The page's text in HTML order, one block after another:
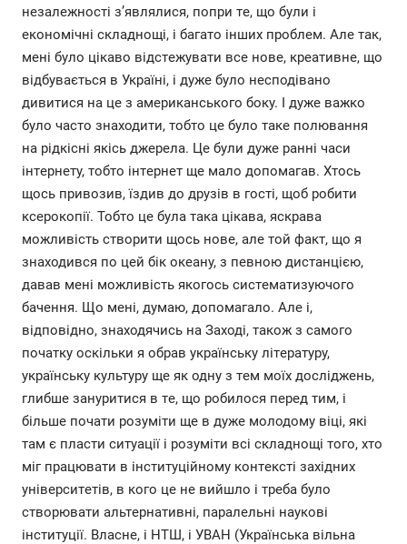
незалежності з’являлися, попри те, що були і
економічні складнощі, і багато інших проблем. Але так,
мені було цікаво відстежувати все нове, креативне, що
відбувається в Україні, і дуже було несподівано
дивитися на це з американського боку. І дуже важко
було часто знаходити, тобто це було таке полювання
на рідкісні якісь джерела. Це були дуже ранні часи
інтернету, тобто інтернет ще мало допомагав. Хтось
щось привозив, їздив до друзів в гості, щоб робити
ксерокопії. Тобто це була така цікава, яскрава
можливість створити щось нове, але той факт, що я
знаходився по цей бік океану, з певною дистанцією,
давав мені можливість якогось систематизуючого
бачення. Що мені, думаю, допомагало. Але і,
відповідно, знаходячись на Заході, також з самого
початку оскільки я обрав українську літературу,
українську культуру ще як одну з тем моїх досліджень,
глибше зануритися в те, що робилося перед тим, і
більше почати розуміти ще в дуже молодому віці, які
там є пласти ситуації і розуміти всі складнощі того, хто
міг працювати в інституційному контексті західних
університетів, в кого це не вийшло і треба було
створювати альтернативні, паралельні наукові
інституції. Власне, і НТШ, і УВАН (Українська вільна